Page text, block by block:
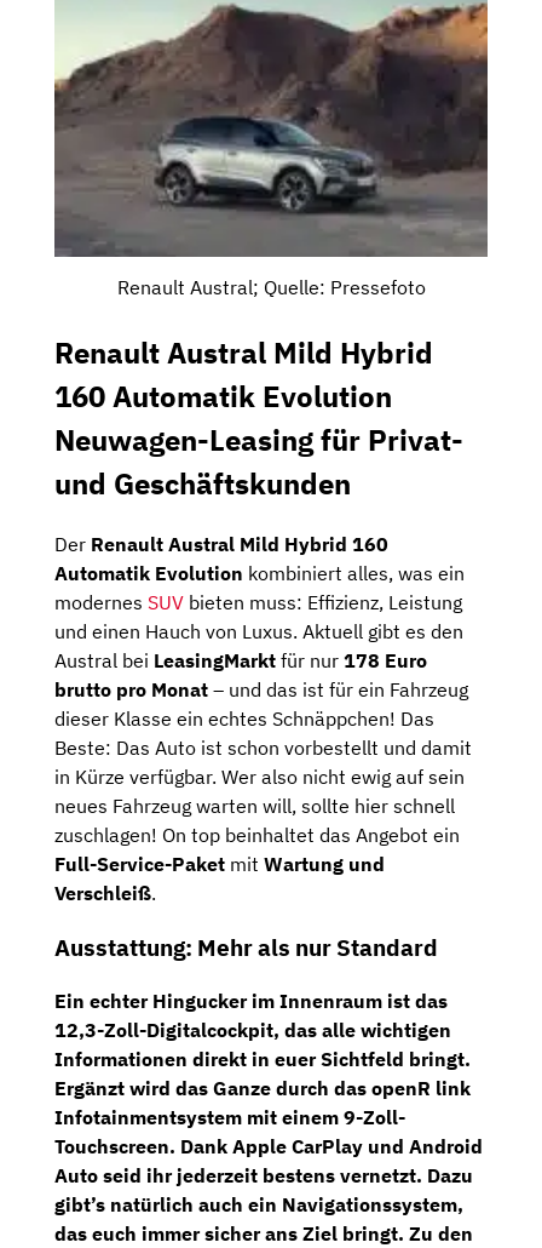
Renault Austral; Quelle: Pressefoto
Renault Austral Mild Hybrid
160 Automatik Evolution
Neuwagen-Leasing für Privat-
und Geschäftskunden
Der Renault Austral Mild Hybrid 160
Automatik Evolution kombiniert alles, was ein
modernes SUV bieten muss: Effizienz, Leistung
und einen Hauch von Luxus. Aktuell gibt es den
Austral bei LeasingMarkt für nur 178 Euro
brutto pro Monat – und das ist für ein Fahrzeug
dieser Klasse ein echtes Schnäppchen! Das
Beste: Das Auto ist schon vorbestellt und damit
in Kürze verfügbar. Wer also nicht ewig auf sein
neues Fahrzeug warten will, sollte hier schnell
zuschlagen! On top beinhaltet das Angebot ein
Full-Service-Paket mit Wartung und
Verschleiß.
Ausstattung: Mehr als nur Standard
Ein echter Hingucker im Innenraum ist das
12,3-Zoll-Digitalcockpit, das alle wichtigen
Informationen direkt in euer Sichtfeld bringt.
Ergänzt wird das Ganze durch das openR link
Infotainmentsystem mit einem 9-Zoll-
Touchscreen. Dank Apple CarPlay und Android
Auto seid ihr jederzeit bestens vernetzt. Dazu
gibt’s natürlich auch ein Navigationssystem,
das euch immer sicher ans Ziel bringt. Zu den